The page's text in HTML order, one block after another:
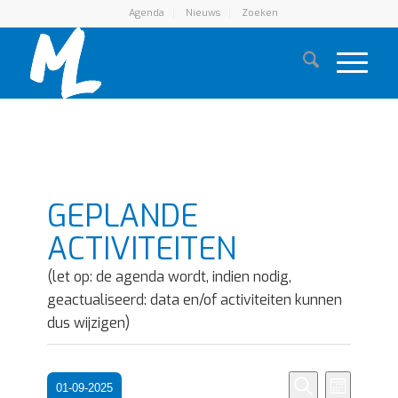
Agenda Nieuws Zoeken
GEPLANDE
ACTIVITEITEN
(let op: de agenda wordt, indien nodig,
geactualiseerd: data en/of activiteiten kunnen
dus wijzigen)
01-09-2025